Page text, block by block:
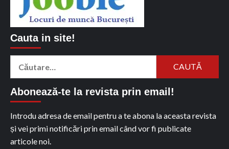
Cauta in site!
Caută
Abonează-te la revista prin email!
Introdu adresa de email pentru a te abona la aceasta revista
și vei primi notificări prin email când vor fi publicate
articole noi.